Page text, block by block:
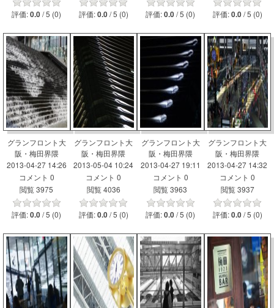
評価:0.0 / 5 (0) 評価:0.0 / 5 (0) 評価:0.0 / 5 (0) 評価:0.0 / 5 (0)
グランフロント大
阪・梅田界隈
2013-04-27 14:26
コメント 0
閲覧 3975
評価:0.0 / 5 (0)
グランフロント大
阪・梅田界隈
2013-05-04 10:24
コメント 0
閲覧 4036
評価:0.0 / 5 (0)
グランフロント大
阪・梅田界隈
2013-04-27 19:11
コメント 0
閲覧 3963
評価:0.0 / 5 (0)
グランフロント大
阪・梅田界隈
2013-04-27 14:32
コメント 0
閲覧 3937
評価:0.0 / 5 (0)